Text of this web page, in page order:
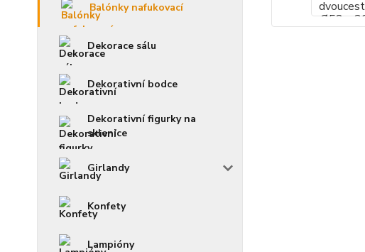
Balónky nafukovací
Dekorace sálu
Dekorativní bodce
Dekorativní figurky na
sklenice
Girlandy
Konfety
Lampióny